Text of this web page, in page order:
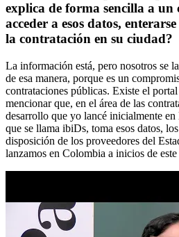
explica de forma sencilla a un
acceder a esos datos,
la contratación en su ciudad?
La información está, pero nosotros se
de esa manera, porque es un
contrataciones públicas. Existe el
mencionar que, en el área de las
desarrollo que yo lancé inicialmente
que se llama ibiDs, toma esos datos,
disposición de los proveedores del
lanzamos en Colombia a inicios de este